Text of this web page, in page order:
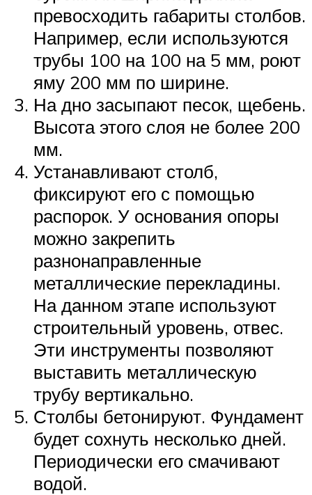
превосходить габариты столбов.
Например, если используются
трубы 100 на 100 на 5 мм, роют
яму 200 мм по ширине.
На дно засыпают песок, щебень.
Высота этого слоя не более 200
мм.
Устанавливают столб,
фиксируют его с помощью
распорок. У основания опоры
можно закрепить
разнонаправленные
металлические перекладины.
На данном этапе используют
строительный уровень, отвес.
Эти инструменты позволяют
выставить металлическую
трубу вертикально.
Столбы бетонируют. Фундамент
будет сохнуть несколько дней.
Периодически его смачивают
водой.